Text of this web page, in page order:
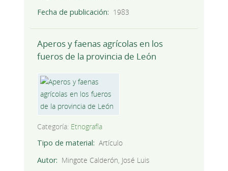
Fecha de publicación
1983
Aperos y faenas agrícolas en los
fueros de la provincia de León
Categoría: Etnografía
Tipo de material
Artículo
Autor
Mingote Calderón, José Luis